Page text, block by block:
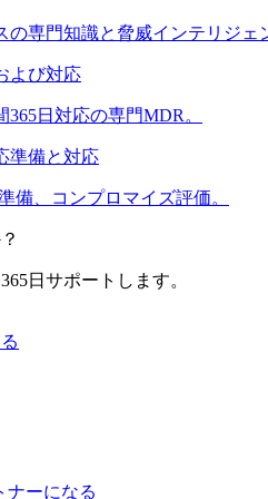
の専門知識と脅威インテリジェ
よび対応
日対応の専門MDR。
準備と対応
備、コンプロマイズ評価。
日サポートします。
ナーになる